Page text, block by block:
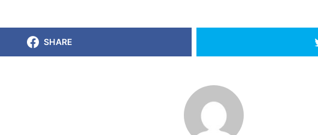
SHARE